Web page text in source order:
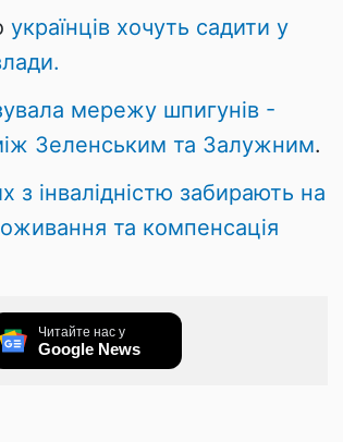
українців хочуть садити у
мережу шпигунів -
Зеленським та Залужним.
з інвалідністю забирають на
та компенсація
Читайте нас у
Google News